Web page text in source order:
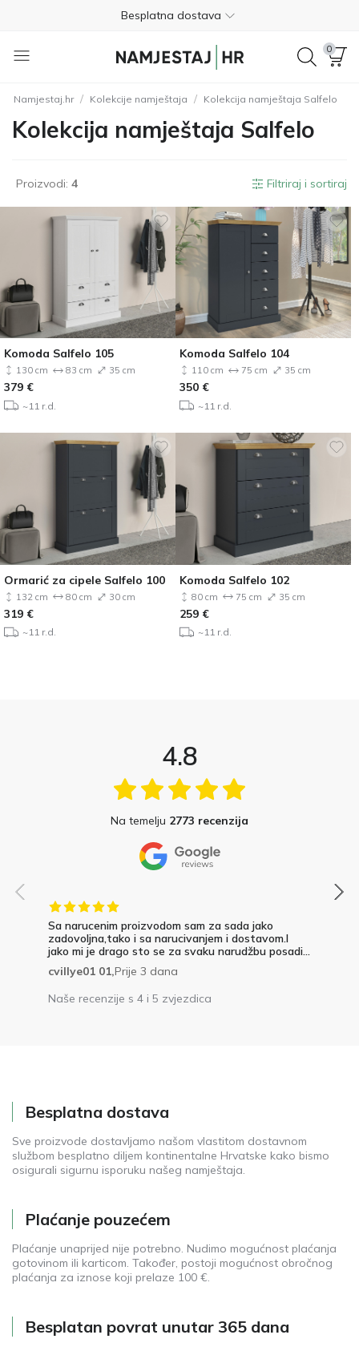
Besplatna dostava
Nije potrebno plaćanje unaprijed
01 8000 383
4.8
Besplatan povrat unutar 365 dana
01 8000 383
0
Namjestaj.hr / Kolekcije namještaja / Kolekcija namještaja Salfelo
Kolekcija namještaja Salfelo
Proizvodi: 4 Filtriraj i sortiraj
Komoda Salfelo 105
130 cm 83 cm 35 cm
379 €
~11 r.d.
Komoda Salfelo 104
110 cm 75 cm 35 cm
350 €
~11 r.d.
Ormarić za cipele Salfelo 100
132 cm 80 cm 30 cm
319 €
~11 r.d.
Komoda Salfelo 102
80 cm 75 cm 35 cm
259 €
~11 r.d.
4.8
Na temelju 2773 recenzija
Sa narucenim proizvodom sam za sada jako
zadovoljna,tako i sa narucivanjem i dostavom.I
jako mi je drago sto se za svaku narudžbu posadi...
cvillye01 01,Prije 3 dana
Naše recenzije s 4 i 5 zvjezdica
Besplatna dostava
Sve proizvode dostavljamo našom vlastitom dostavnom
službom besplatno diljem kontinentalne Hrvatske kako bismo
osigurali sigurnu isporuku našeg namještaja.
Plaćanje pouzećem
Plaćanje unaprijed nije potrebno. Nudimo mogućnost plaćanja
gotovinom ili karticom. Također, postoji mogućnost obročnog
plaćanja za iznose koji prelaze 100 €.
Besplatan povrat unutar 365 dana